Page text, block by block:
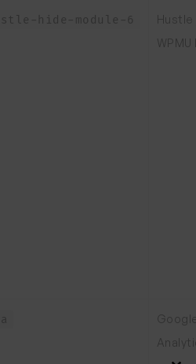
hide-module-6
WPMU